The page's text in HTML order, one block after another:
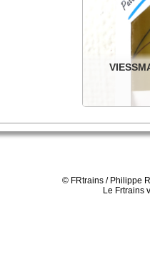
© FRtrains / Philippe
Le Frtrains